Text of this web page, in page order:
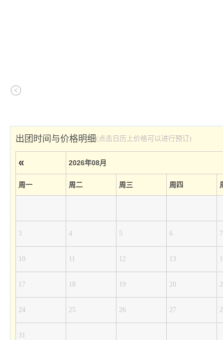
出团时间与价格明细(点击日历上价格可以进行预订)
« 2026年08月
周一 周二 周三 周四
3 4 5 6 7
10 11 12 13
17 18 19 20
24 25 26 27
31